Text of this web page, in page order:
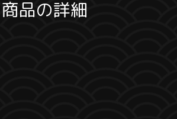
商品の詳細